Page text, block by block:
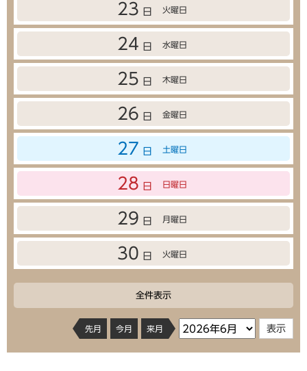
23 日 火曜日
24 日 水曜日
25 日 木曜日
26 日 金曜日
27 日 土曜日
28 日 日曜日
29 日 月曜日
30 日 火曜日
全件表示
先月 今月 来月